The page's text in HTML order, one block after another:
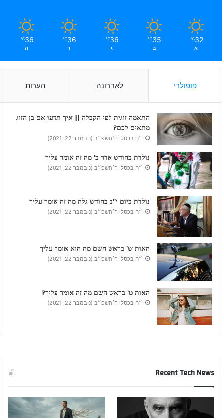
32
℃
א
35
℃
ב
36
℃
ג
36
℃
ד
36
℃
ה
פופולרי לאחרונה הערות
התאמה זוגית לפי הקבלה || איך תדעו אם בן הזוג
מתאים לכם?
י״ח בכסלו ה׳תשפ״ב (נובמבר 22, 2021)
נולדת בחודש אדר ב’ מה זה אומר עליך
י״ח בכסלו ה׳תשפ״ב (נובמבר 22, 2021)
נולדת ביום י”ב בחודש גלה מה זה אומר עליך
י״ח בכסלו ה׳תשפ״ב (נובמבר 22, 2021)
האות ש’ בראש השם מה הוא אומר עליך
י״ח בכסלו ה׳תשפ״ב (נובמבר 22, 2021)
האות ט’ בראש השם מה זה אומר עליך?
י״ח בכסלו ה׳תשפ״ב (נובמבר 22, 2021)
Recent Tech News